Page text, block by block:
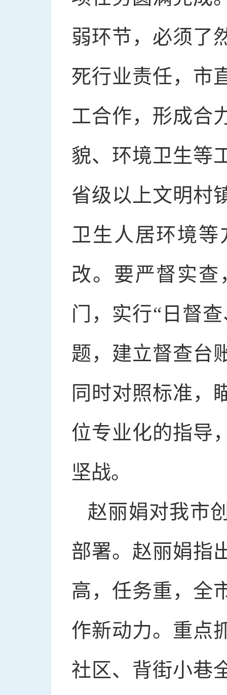
弱环节，必须了
死行业责任，市
工合作，形成合
貌、环境卫生等
省级以上文明村
卫生人居环境
改。要严督实
门，实行“日督
题，建立督查台
同时对照标准，
位专业化的指导
坚战。
赵丽娟对我市
部署。赵丽娟指
高，任务重，全
作新动力。重点
社区、背街小巷